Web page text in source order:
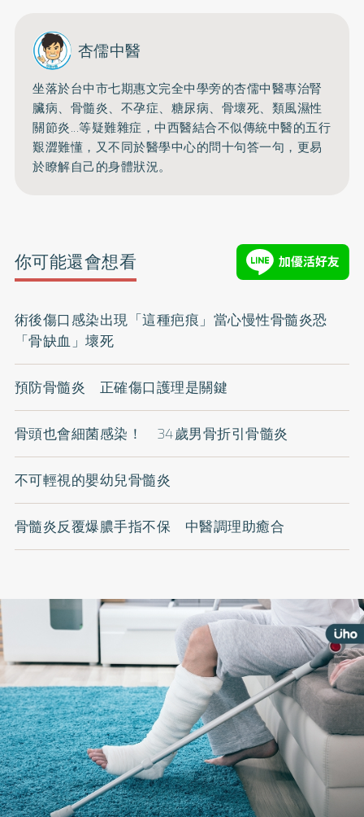
杏儒中醫
坐落於台中市七期惠文完全中學旁的杏儒中醫專治腎
臟病、骨髓炎、 不孕症、糖尿病、骨壞死、類風濕性
關節炎...等疑難雜症，中西醫結合不似傳統中醫的五行
艱澀難懂， 又不同於醫學中心的問十句答一句，更易
於瞭解自己的身體狀況。
你可能還會想看
術後傷口感染出現「這種疤痕」當心慢性骨髓炎恐
「骨缺血」壞死
預防骨髓炎 正確傷口護理是關鍵
骨頭也會細菌感染！ 34歲男骨折引骨髓炎
不可輕視的嬰幼兒骨髓炎
骨髓炎反覆爆膿手指不保 中醫調理助癒合